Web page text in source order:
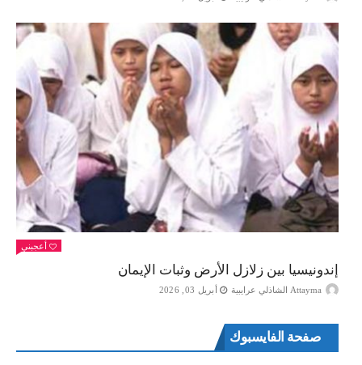
أعجبني
إندونيسيا بين زلازل الأرض وثبات الإيمان
Attayma الشاذلي عرايبية أبريل 03, 2026
صفحة الفايسبوك